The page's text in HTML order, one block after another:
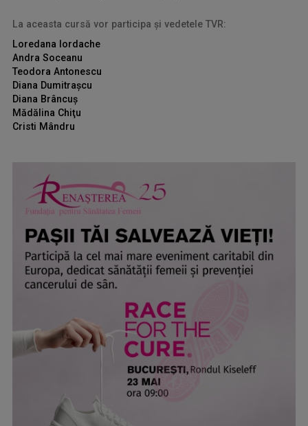
La aceasta cursă vor participa și vedetele TVR:
Loredana Iordache
Andra Soceanu
Teodora Antonescu
Diana Dumitraşcu
Diana Brâncuş
Mădălina Chiţu
Cristi Mândru